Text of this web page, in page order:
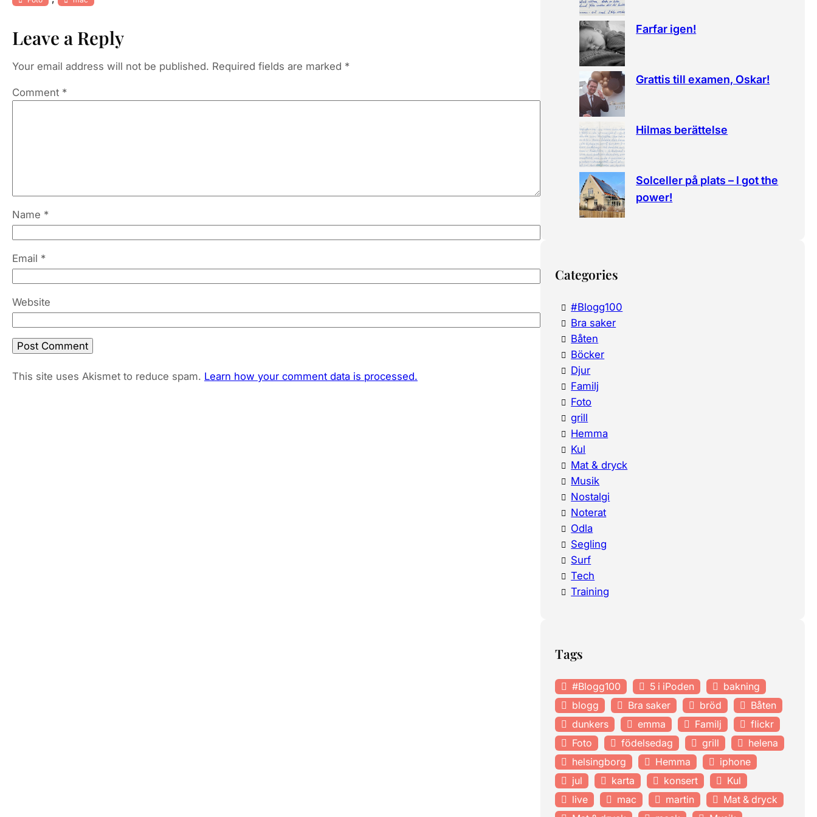
Leave a Reply
Your email address will not be published. Required fields are marked *
Comment *
Name *
Email *
Website
This site uses Akismet to reduce spam. Learn how your comment data is processed.
Farfar igen!
Grattis till examen, Oskar!
Hilmas berättelse
Solceller på plats – I got the
power!
Categories
#Blogg100
Bra saker
Båten
Böcker
Djur
Familj
Foto
grill
Hemma
Kul
Mat & dryck
Musik
Nostalgi
Noterat
Odla
Segling
Surf
Tech
Training
Tags
#Blogg100 5 i iPoden
bakning
blogg
Bra saker bröd
Båten
dunkers
emma Familj
flickr
Foto
födelsedag grill
helena
helsingborg
Hemma
iphone
jul
karta konsert
Kul
live
mac martin
Mat & dryck